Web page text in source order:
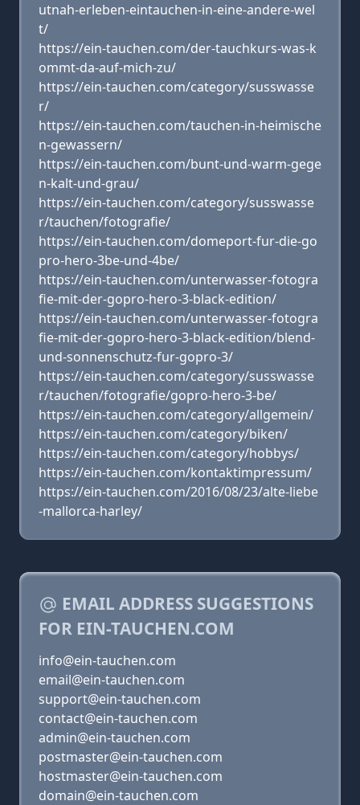
utnah-erleben-eintauchen-in-eine-andere-wel
t/
https://ein-tauchen.com/der-tauchkurs-was-k
ommt-da-auf-mich-zu/
https://ein-tauchen.com/category/susswasse
r/
https://ein-tauchen.com/tauchen-in-heimische
n-gewassern/
https://ein-tauchen.com/bunt-und-warm-gege
n-kalt-und-grau/
https://ein-tauchen.com/category/susswasse
r/tauchen/fotografie/
https://ein-tauchen.com/domeport-fur-die-go
pro-hero-3be-und-4be/
https://ein-tauchen.com/unterwasser-fotogra
fie-mit-der-gopro-hero-3-black-edition/
https://ein-tauchen.com/unterwasser-fotogra
fie-mit-der-gopro-hero-3-black-edition/blend-
und-sonnenschutz-fur-gopro-3/
https://ein-tauchen.com/category/susswasse
r/tauchen/fotografie/gopro-hero-3-be/
https://ein-tauchen.com/category/allgemein/
https://ein-tauchen.com/category/biken/
https://ein-tauchen.com/category/hobbys/
https://ein-tauchen.com/kontaktimpressum/
https://ein-tauchen.com/2016/08/23/alte-liebe
-mallorca-harley/
EMAIL ADDRESS SUGGESTIONS
FOR EIN-TAUCHEN.COM
info@ein-tauchen.com
email@ein-tauchen.com
support@ein-tauchen.com
contact@ein-tauchen.com
admin@ein-tauchen.com
postmaster@ein-tauchen.com
hostmaster@ein-tauchen.com
domain@ein-tauchen.com